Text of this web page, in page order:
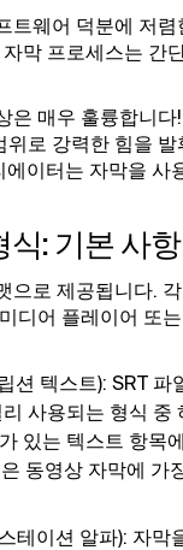
트웨어 덕분에 저
막 프로세스는 간
은 매우 훌륭합니다
위로 강력한 힘을
이터는 자막을 사
식: 기본 사항
으로 제공됩니다.
디어 플레이어 또
션 텍스트): SRT 파
사용되는 형식 중
있는 텍스트 항목
동영상 자막에 가
테이션 알파): 자막